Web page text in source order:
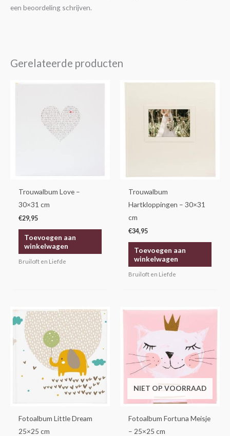
een beoordeling schrijven.
Gerelateerde producten
Trouwalbum Love –
30×31 cm
€29,95
Toevoegen aan
winkelwagen
Bruiloft en Liefde
Trouwalbum
Hartkloppingen – 30×31
cm
€34,95
Toevoegen aan
winkelwagen
Bruiloft en Liefde
Fotoalbum Little Dream
25×25 cm
NIET OP VOORRAAD
Fotoalbum Fortuna Meisje
– 25×25 cm